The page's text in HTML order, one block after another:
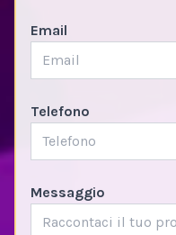
Email
Telefono
Messaggio